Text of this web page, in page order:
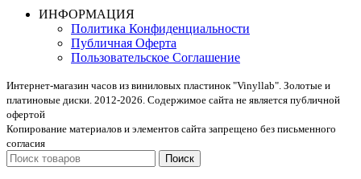
ИНФОРМАЦИЯ
Политика Конфиденциальности
Публичная Оферта
Пользовательское Соглашение
Интернет-магазин часов из виниловых пластинок "Vinyllab". Золотые и
платиновые диски. 2012-2026. Содержимое сайта не является публичной
офертой
Копирование материалов и элементов сайта запрещено без письменного
согласия
Поиск